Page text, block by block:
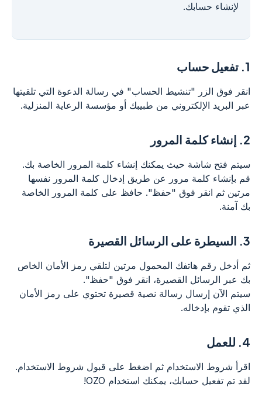
لإنشاء حسابك.
1. تفعيل حساب
انقر فوق الزر "تنشيط الحساب" في رسالة الدعوة التي تلقيتها
عبر البريد الإلكتروني من طبيبك أو مؤسسة الرعاية المنزلية.
2. إنشاء كلمة المرور
سيتم فتح شاشة حيث يمكنك إنشاء كلمة المرور الخاصة بك.
قم بإنشاء كلمة مرور عن طريق إدخال كلمة المرور نفسها
مرتين ثم انقر فوق "حفظ". حافظ على كلمة المرور الخاصة
بك آمنة.
3. السيطرة على الرسائل القصيرة
ثم أدخل رقم هاتفك المحمول مرتين لتلقي رمز الأمان الخاص
بك عبر الرسائل القصيرة، انقر فوق "حفظ".
سيتم الآن إرسال رسالة نصية قصيرة تحتوي على رمز الأمان
الذي تقوم بإدخاله.
4. للعمل
اقرأ شروط الاستخدام ثم اضغط على قبول شروط الاستخدام.
لقد تم تفعيل حسابك، يمكنك استخدام OZO!